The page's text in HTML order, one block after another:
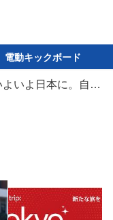
電動キックボード
Waymoいよいよ日本に。自動運転タクシーのテストをGOと日本交通が2025年から東京都心で開始